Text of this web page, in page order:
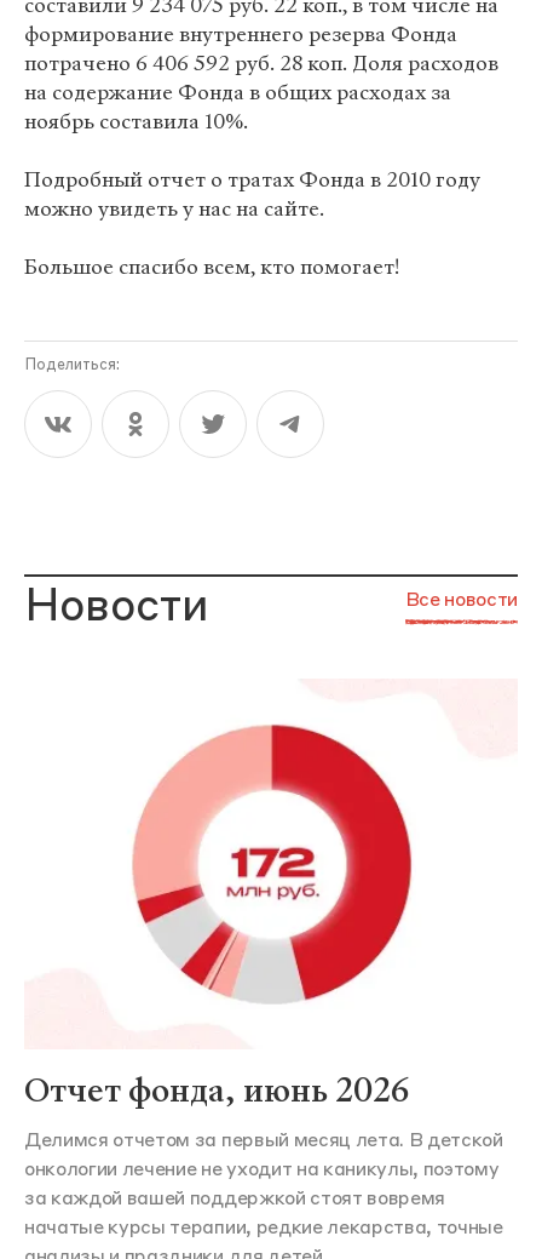
формирование внутреннего резерва Фонда
потрачено 6 406 592 руб. 28 коп. Доля расходов
на содержание Фонда в общих расходах за
ноябрь составила 10%.
Подробный отчет о тратах Фонда в 2010 году
можно увидеть у нас на сайте.
Большое спасибо всем, кто помогает!
Поделиться:
Новости Все новости
Отчет фонда, июнь 2026
Делимся отчетом за первый месяц лета. В детской
онкологии лечение не уходит на каникулы, поэтому
за каждой вашей поддержкой стоят вовремя
начатые курсы терапии, редкие лекарства, точные